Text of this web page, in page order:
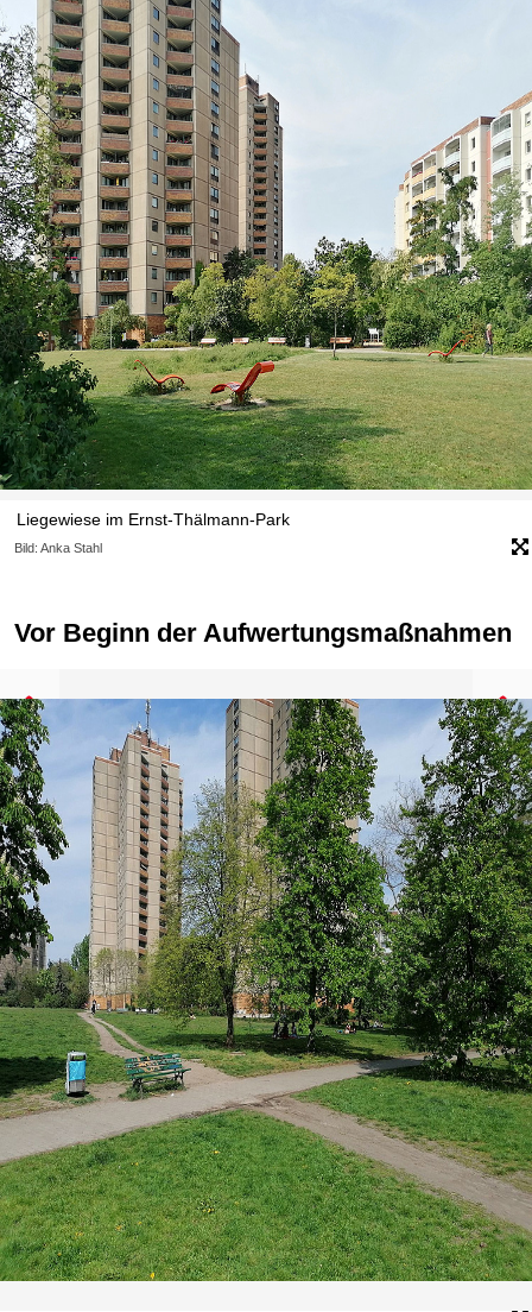
Liegewiese im Ernst-Thälmann-Park
Bild: Anka Stahl
Vor Beginn der Aufwertungsmaßnahmen